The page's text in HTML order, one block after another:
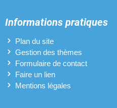
Informations pratiques
Plan du site
Gestion des thèmes
Formulaire de contact
Faire un lien
Mentions légales